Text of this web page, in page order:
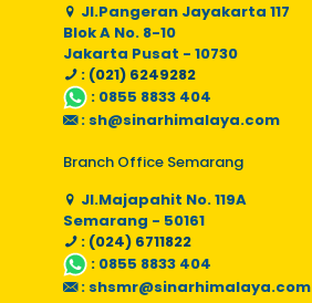
Jl.Pangeran Jayakarta 117
Blok A No. 8-10
Jakarta Pusat - 10730
: (021) 6249282
: 0855 8833 404
: sh@sinarhimalaya.com
Branch Office Semarang
Jl.Majapahit No. 119A
Semarang - 50161
: (024) 6711822
: 0855 8833 404
: shsmr@sinarhimalaya.com